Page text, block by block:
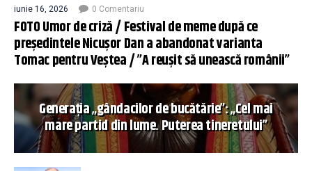
iunie 16, 2026 0 Comentariu
FOTO Umor de criză / Festival de meme după ce
președintele Nicușor Dan a abandonat varianta
Tomac pentru Veștea / ”A reușit să unească românii”
Generația „gândacilor de bucătărie”: „Cel mai
mare partid din lume. Puterea tineretului”